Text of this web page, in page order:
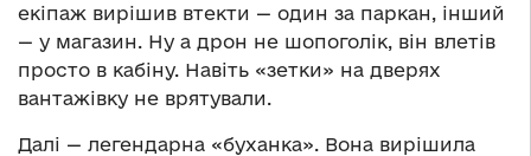
екіпаж вирішив втекти — один за паркан, інший
— у магазин. Ну а дрон не шопоголік, він влетів
просто в кабіну. Навіть «зетки» на дверях
вантажівку не врятували.
Далі — легендарна «буханка». Вона вирішила